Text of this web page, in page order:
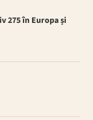
275 în Europa și